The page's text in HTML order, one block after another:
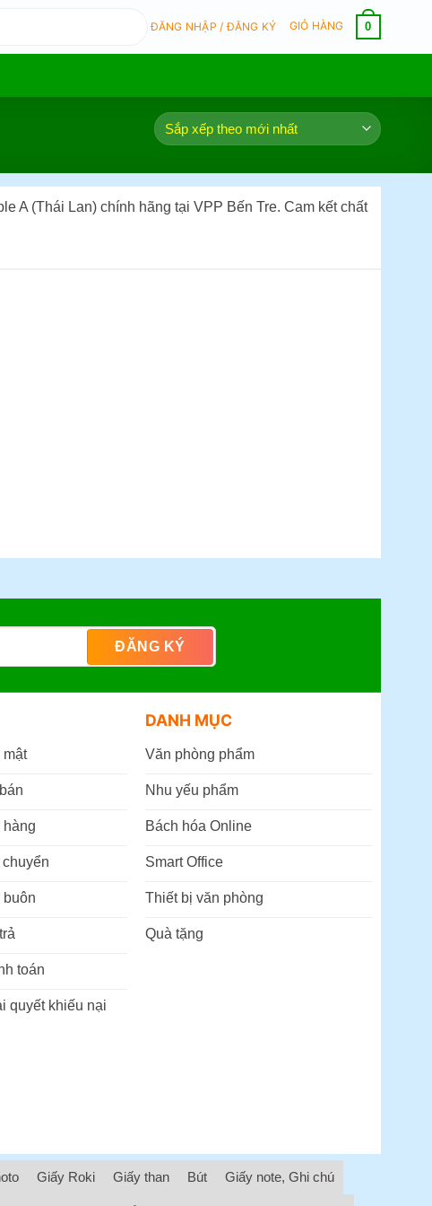
ĐĂNG NHẬP / ĐĂNG KÝ GIỎ HÀNG 0
A (Thái Lan) chính hãng tại VPP Bến Tre. Cam kết chất
mật
hàng
buôn
toán
quyết khiếu nại
DANH MỤC
Văn phòng phẩm
Nhu yếu phẩm
Bách hóa Online
Smart Office
Thiết bị văn phòng
Quà tặng
Giấy Roki Giấy than Bút Giấy note, Ghi chú